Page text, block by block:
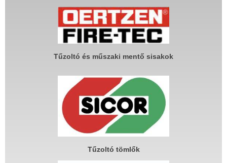
Tűzoltó és műszaki mentő sisakok
Tűzoltó tömlők